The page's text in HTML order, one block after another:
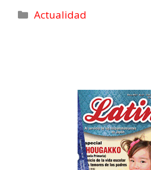
k n
Actualidad